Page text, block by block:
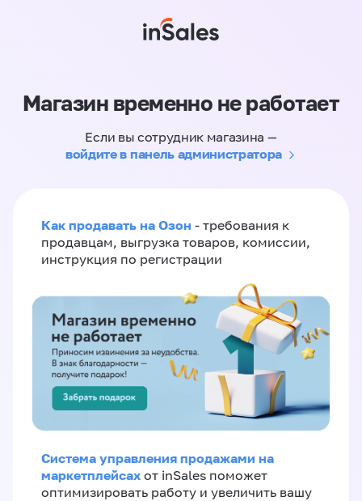
Магазин временно не работает
Если вы сотрудник магазина —
войдите в панель администратора
Как продавать на Озон - требования к
продавцам, выгрузка товаров, комиссии,
инструкция по регистрации
Система управления продажами на
маркетплейсах от inSales поможет
оптимизировать работу и увеличить вашу